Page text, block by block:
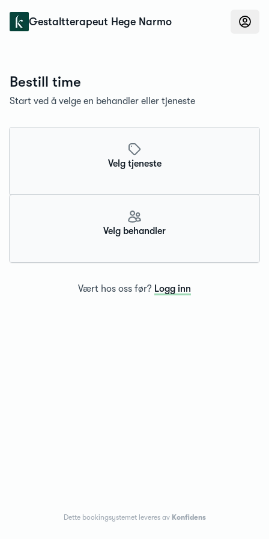
Gestaltterapeut Hege Narmo
Bestill time
Start ved å velge en behandler eller tjeneste
Velg tjeneste
Velg behandler
Vært hos oss før? Logg inn
Dette bookingsystemet leveres av Konfidens